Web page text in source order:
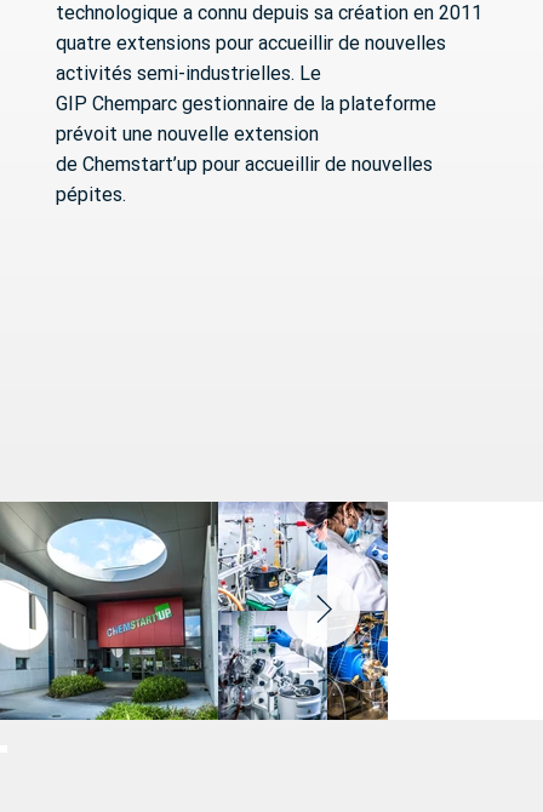
technologique a connu depuis sa création en 2011
quatre extensions pour accueillir de nouvelles
activités semi-industrielles. Le
GIP Chemparc gestionnaire de la plateforme
prévoit une nouvelle extension
de Chemstart’up pour accueillir de nouvelles
pépites.